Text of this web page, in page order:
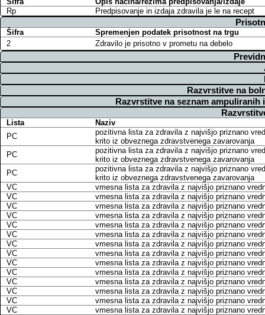
Rp
Predpisovanje in izdaja zdravila je le na recept
Šifra
Spremenjen podatek prisotnost na trgu
2
Zdravilo je prisotno v prometu na debelo
Razvrstitve na
Razvrstitve na seznam
Lista
Naziv
PC
pozitivna lista za zdravila z najvišjo priznano
krito iz obveznega zdravstvenega zavarovanja
PC
pozitivna lista za zdravila z najvišjo priznano
krito iz obveznega zdravstvenega zavarovanja
PC
pozitivna lista za zdravila z najvišjo priznano
krito iz obveznega zdravstvenega zavarovanja
VC
vmesna lista za zdravila z najvišjo priznano
VC
vmesna lista za zdravila z najvišjo priznano
VC
vmesna lista za zdravila z najvišjo priznano
VC
vmesna lista za zdravila z najvišjo priznano
VC
vmesna lista za zdravila z najvišjo priznano
VC
vmesna lista za zdravila z najvišjo priznano
VC
vmesna lista za zdravila z najvišjo priznano
VC
vmesna lista za zdravila z najvišjo priznano
VC
vmesna lista za zdravila z najvišjo priznano
VC
vmesna lista za zdravila z najvišjo priznano
VC
vmesna lista za zdravila z najvišjo priznano
VC
vmesna lista za zdravila z najvišjo priznano
VC
vmesna lista za zdravila z najvišjo priznano
VC
vmesna lista za zdravila z najvišjo priznano